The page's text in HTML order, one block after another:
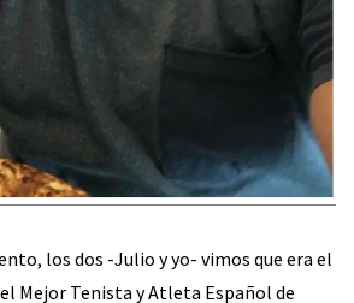
los dos -Julio y yo- vimos que era el
Mejor Tenista y Atleta Español de